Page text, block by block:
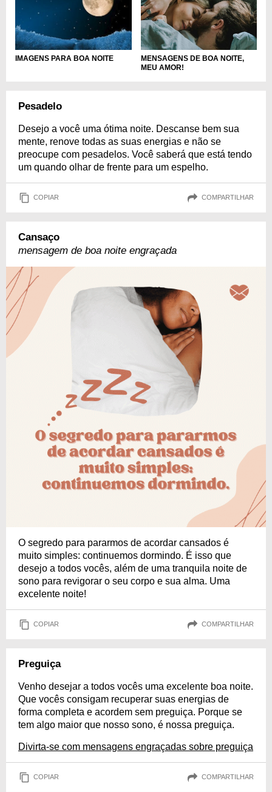
IMAGENS PARA BOA NOITE
MENSAGENS DE BOA NOITE,
MEU AMOR!
Pesadelo
Desejo a você uma ótima noite. Descanse bem sua
mente, renove todas as suas energias e não se
preocupe com pesadelos. Você saberá que está tendo
um quando olhar de frente para um espelho.
COPIAR COMPARTILHAR
Cansaço
mensagem de boa noite engraçada
O segredo para pararmos de acordar cansados é
muito simples: continuemos dormindo. É isso que
desejo a todos vocês, além de uma tranquila noite de
sono para revigorar o seu corpo e sua alma. Uma
excelente noite!
COPIAR COMPARTILHAR
Preguiça
Venho desejar a todos vocês uma excelente boa noite.
Que vocês consigam recuperar suas energias de
forma completa e acordem sem preguiça. Porque se
tem algo maior que nosso sono, é nossa preguiça.
Divirta-se com mensagens engraçadas sobre preguiça
COPIAR COMPARTILHAR